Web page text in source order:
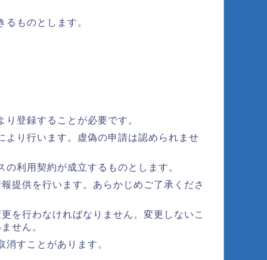
ものとします。
登録することが必要です。
り行います。虚偽の申請は認められませ
利用契約が成立するものとします。
提供を行います。あらかじめご了承くださ
を行わなければなりません。変更しないこ
せん。
すことがあります。